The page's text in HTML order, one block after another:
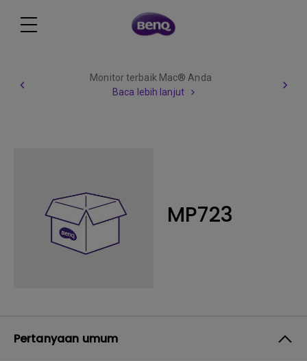
Monitor terbaik Mac® Anda
Baca lebih lanjut
MP723
Pertanyaan umum